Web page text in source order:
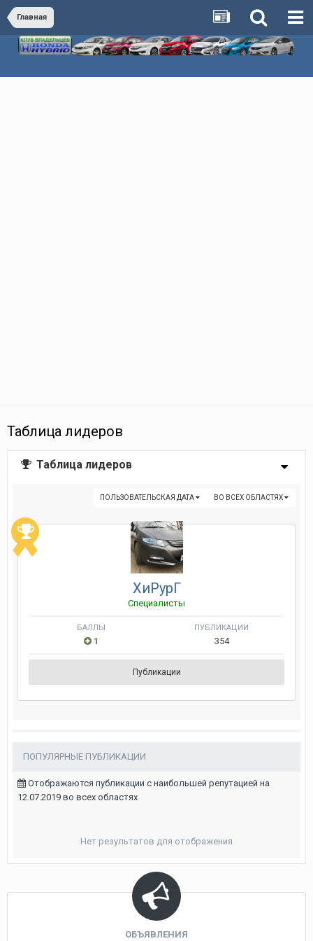
Главная
Таблица лидеров
Таблица лидеров
ВО ВСЕХ ОБЛАСТЯХ
ПОЛЬЗОВАТЕЛЬСКАЯ ДАТА
ХиРурГ
Специалисты
БАЛЛЫ
1
ПУБЛИКАЦИИ
354
Публикации
ПОПУЛЯРНЫЕ ПУБЛИКАЦИИ
Отображаются публикации с наибольшей репутацией на
12.07.2019 во всех областях
Нет результатов для отображения
ОБЪЯВЛЕНИЯ